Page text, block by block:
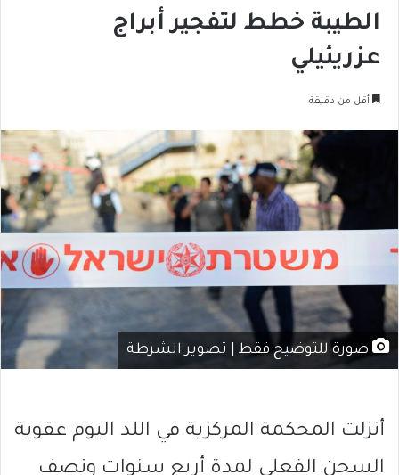
الطيبة خطط لتفجير أبراج
عزريئيلي
أقل من دقيقة
صورة للتوضيح فقط | تصوير الشرطة
أنزلت المحكمة المركزية في اللد اليوم عقوبة
السجن الفعلي لمدة أربع سنوات ونصف